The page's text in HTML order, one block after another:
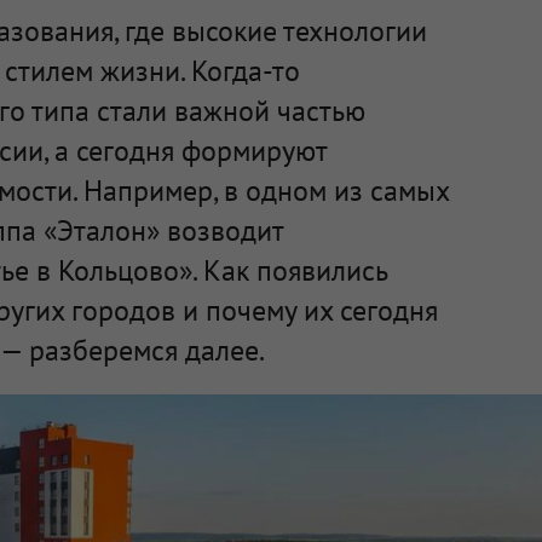
где высокие технологии
жизни. Когда-то
типа стали важной частью
а сегодня формируют
Например, в одном из самых
«Эталон» возводит
в Кольцово». Как появились
городов и почему их сегодня
разберемся далее.